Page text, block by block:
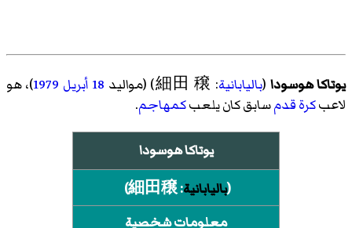
يوتاكا هوسودا (باليابانية: 細田 穣) (مواليد 18 أبريل 1979)، هو
لاعبكرة قدمسابق كان يلعبكمهاجم.
يوتاكا هوسودا
(باليابانية:
細田穣
)‏
معلومات شخصية